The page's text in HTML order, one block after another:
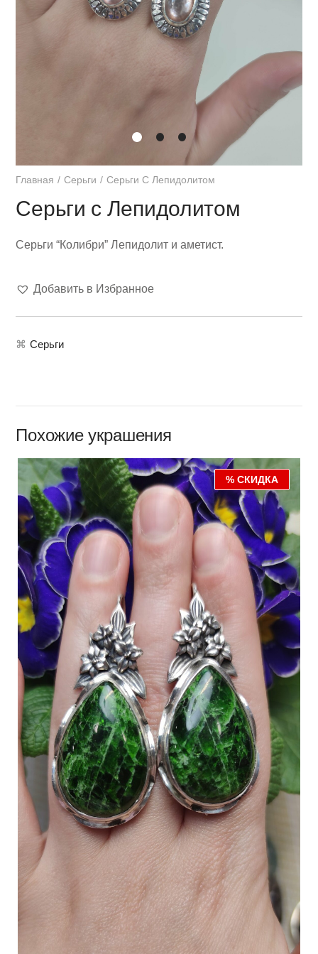
Главная Серьги Серьги С Лепидолитом
Серьги с Лепидолитом
Серьги “Колибри” Лепидолит и аметист.
Добавить в Избранное
⌘ Серьги
Похожие украшения
% СКИДКА